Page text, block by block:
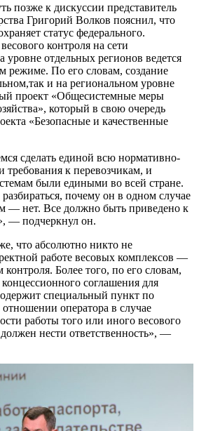
позже к дискуссии представитель
Григорий Волков пояснил, что
статус федерального.
контроля на сети
уровне отдельных регионов ведется
режиме. По его словам, создание
и на региональном уровне
проект «Общесистемные меры
который в свою очередь
«Безопасные и качественные
сделать единой всю нормативно-
требования к перевозчикам, и
были едиными во всей стране.
почему он в одном случае
— нет. Все должно быть приведено к
— подчеркнул он.
что абсолютно никто не
работе весовых комплексов —
Более того, по его словам,
соглашения для
специальный пункт по
оператора в случае
работы того или иного весового
нести ответственность», —